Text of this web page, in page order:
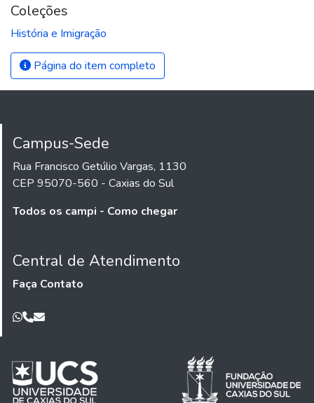
Coleções
História e Imigração
Página do item completo
Campus-Sede
Rua Francisco Getúlio Vargas, 1130
CEP 95070-560 - Caxias do Sul
Todos os campi - Como chegar
Central de Atendimento
Faça Contato